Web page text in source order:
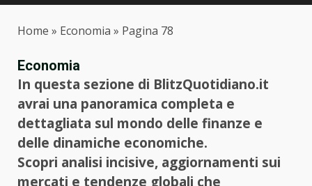
Home » Economia » Pagina 78
Economia
In questa sezione di BlitzQuotidiano.it
avrai una panoramica completa e
dettagliata sul mondo delle finanze e
delle dinamiche economiche.
Scopri analisi incisive, aggiornamenti sui
mercati e tendenze globali che